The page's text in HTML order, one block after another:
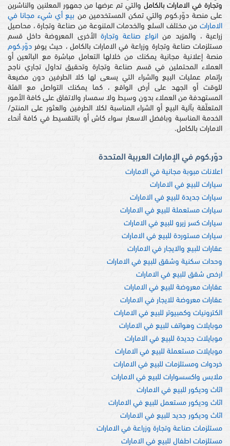
وتجارة في الامارات بالكامل والتي تم عرضها من جمهور المعلنين والناشرين
على منصة دوّر.كوم والتي تمكن المستخدمين من بيع أي شيء مجانا في
الامارات من مختلف السلع والخدمات المتنوعة من صناعة وتجارة ، محاصيل
زراعية ، والمزيد من انواع صناعة وتجارة الأخرى المعروضة داخل قسم
مستلزمات صناعة وتجارة وزراعة في الامارات بالكامل ، حيث يوفر دوّر.كوم
منصة إعلانية مجانية يمكنك من خلالها التعامل مباشرة مع البائعين أو
العملاء المحتملين في قسم صناعة وتجارة وتحقيق تداول تجاري ناجح
بإتمام عمليات البيع والشراء التي يسعى لها كلا الطرفين دون مضيعة
للوقت أو الجهد على أرض الواقع ، كما يمكنك التواصل مع الفئة
المستهدفة من العملاء بدون وسيط ولا سمسار والاتفاق على كافة الأمور
المتعلّقة بآلية البيع أو الشراء المناسبة لكلا الطرفين والعثور على المنتج/
الخدمة المناسبة وبافضل الاسعار سواء كاش أو بالتقسيط في كافة أنحاء
الامارات بالكامل.
دوّر.كوم في الإمارات العربية المتحدة
اعلانات مبوبة مجانية في الامارات
سيارات للبيع في الامارات
سيارات جديدة للبيع في الامارات
سيارات مستعملة للبيع في الامارات
سيارات كسر زيرو للبيع في الامارات
سيارات مستوردة للبيع في الامارات
عقارات للبيع والايجار في الامارات
وحدات سكنية وشقق للبيع في الامارات
ارخص شقق للبيع في الامارات
عقارات معروضة للبيع في الامارات
عقارات معروضة للايجار في الامارات
الكترونيات وكمبيوتر للبيع في الامارات
موبايلات وهواتف للبيع في الامارات
موبايلات جديدة للبيع في الامارات
موبايلات مستعملة للبيع في الامارات
خردوات ومستلزمات للبيع في الامارات
ملابس واكسسوارات للبيع في الامارات
اثاث وديكور للبيع في الامارات
اثاث وديكور مستعمل للبيع في الامارات
اثاث وديكور جديد للبيع في الامارات
مستلزمات صناعة وتجارة وزراعة في الامارات
مستلزمات اطفال للبيع في الامارات